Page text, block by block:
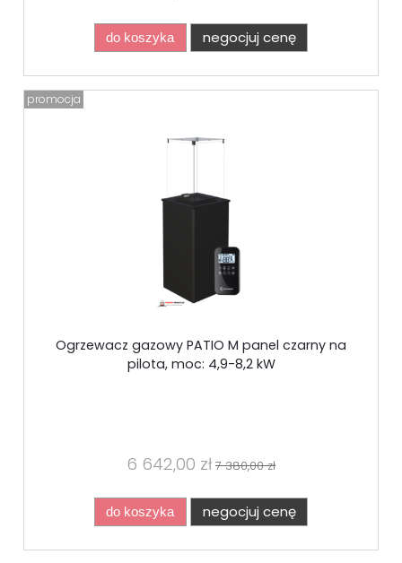
do koszyka negocjuj cenę
Ogrzewacz gazowy PATIO M panel czarny na
pilota, moc: 4,9-8,2 kW
6 642,00 zł 7 380,00 zł
do koszyka negocjuj cenę
promocja